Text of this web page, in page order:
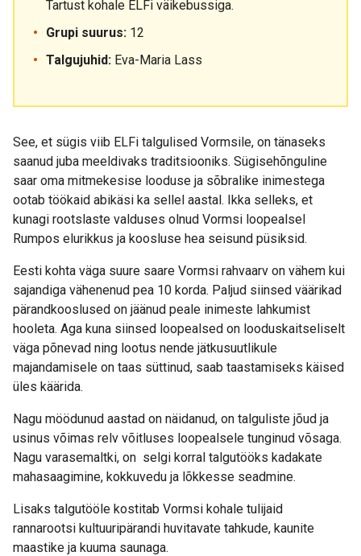
Tartust kohale ELFi väikebussiga.
Grupi suurus: 12
Talgujuhid: Eva-Maria Lass
See, et sügis viib ELFi talgulised Vormsile, on tänaseks
saanud juba meeldivaks traditsiooniks. Sügisehõnguline
saar oma mitmekesise looduse ja sõbralike inimestega
ootab töökaid abikäsi ka sellel aastal. Ikka selleks, et
kunagi rootslaste valduses olnud Vormsi loopealsel
Rumpos elurikkus ja koosluse hea seisund püsiksid.
Eesti kohta väga suure saare Vormsi rahvaarv on vähem kui
sajandiga vähenenud pea 10 korda. Paljud siinsed väärikad
pärandkooslused on jäänud peale inimeste lahkumist
hooleta. Aga kuna siinsed loopealsed on looduskaitseliselt
väga põnevad ning lootus nende jätkusuutlikule
majandamisele on taas süttinud, saab taastamiseks käised
üles käärida.
Nagu möödunud aastad on näidanud, on talguliste jõud ja
usinus võimas relv võitluses loopealsele tunginud võsaga.
Nagu varasemaltki, on selgi korral talgutööks kadakate
mahasaagimine, kokkuvedu ja lõkkesse seadmine.
Lisaks talgutööle kostitab Vormsi kohale tulijaid
rannarootsi kultuuripärandi huvitavate tahkude, kaunite
maastike ja kuuma saunaga.